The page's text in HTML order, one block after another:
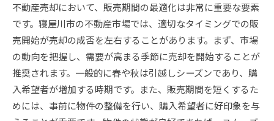
不動産売却において、販売期間の最適化は非常に重要な要素
です。寝屋川市の不動産市場では、適切なタイミングでの販
売開始が売却の成否を左右することがあります。まず、市場
の動向を把握し、需要が高まる季節に売却を開始することが
推奨されます。一般的に春や秋は引越しシーズンであり、購
入希望者が増加する時期です。また、販売期間を短くするた
めには、事前に物件の整備を行い、購入希望者に好印象を与